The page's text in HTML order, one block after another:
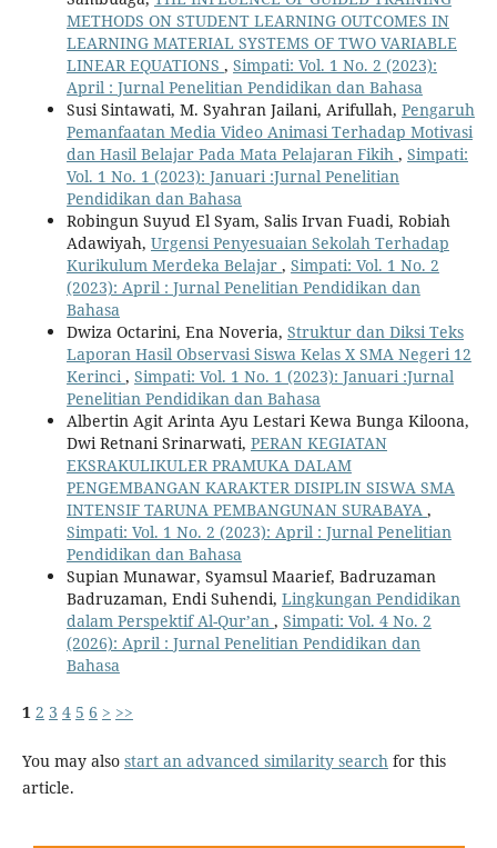
METHODS ON STUDENT LEARNING OUTCOMES IN
LEARNING MATERIAL SYSTEMS OF TWO VARIABLE
LINEAR EQUATIONS , Simpati: Vol. 1 No. 2 (2023):
April : Jurnal Penelitian Pendidikan dan Bahasa
Susi Sintawati, M. Syahran Jailani, Arifullah, Pengaruh
Pemanfaatan Media Video Animasi Terhadap Motivasi
dan Hasil Belajar Pada Mata Pelajaran Fikih , Simpati:
Vol. 1 No. 1 (2023): Januari :Jurnal Penelitian
Pendidikan dan Bahasa
Robingun Suyud El Syam, Salis Irvan Fuadi, Robiah
Adawiyah, Urgensi Penyesuaian Sekolah Terhadap
Kurikulum Merdeka Belajar , Simpati: Vol. 1 No. 2
(2023): April : Jurnal Penelitian Pendidikan dan
Bahasa
Dwiza Octarini, Ena Noveria, Struktur dan Diksi Teks
Laporan Hasil Observasi Siswa Kelas X SMA Negeri 12
Kerinci, Simpati: Vol. 1 No. 1 (2023): Januari :Jurnal
Penelitian Pendidikan dan Bahasa
Albertin Agit Arinta Ayu Lestari Kewa Bunga Kiloona,
Dwi Retnani Srinarwati, PERAN KEGIATAN
EKSRAKULIKULER PRAMUKA DALAM
PENGEMBANGAN KARAKTER DISIPLIN SISWA SMA
INTENSIF TARUNA PEMBANGUNAN SURABAYA ,
Simpati: Vol. 1 No. 2 (2023): April : Jurnal Penelitian
Pendidikan dan Bahasa
Supian Munawar, Syamsul Maarief, Badruzaman
Badruzaman, Endi Suhendi, Lingkungan Pendidikan
dalam Perspektif Al-Qur’an , Simpati: Vol. 4 No. 2
(2026): April : Jurnal Penelitian Pendidikan dan
Bahasa
1 2 3 4 5 6 > >>
You may also start an advanced similarity searchfor this
article.